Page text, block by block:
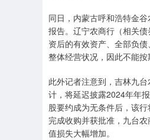
同日，内蒙古呼和浩特金
报告。辽宁农商行（相关
资后的有效资产、全部负
整体经营状况，因此不能按
此外记者注意到，吉林九
计，将延迟披露2024年年
股要约成为无条件后，该
完成收购并获批准，九台
值损失大幅增加。